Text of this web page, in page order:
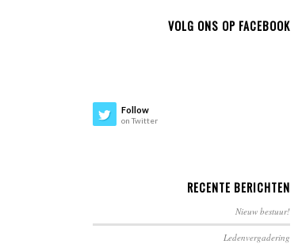
VOLG ONS OP FACEBOOK
Follow
on Twitter
RECENTE BERICHTEN
Nieuw bestuur!
Ledenvergadering